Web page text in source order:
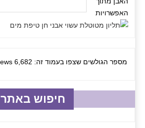
האפשרויות
מספר הגולשים שצפו בעמוד זה: 6,682 views
חיפוש באתר